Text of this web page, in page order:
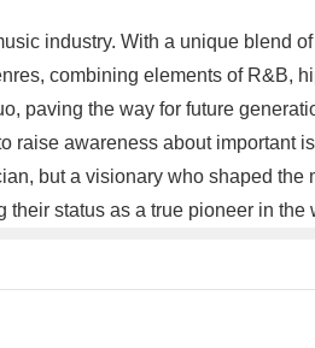
industry. With a unique blend
combining elements of R&B,
paving the way for future
raise awareness about important
but a visionary who shaped the
status as a true pioneer in the